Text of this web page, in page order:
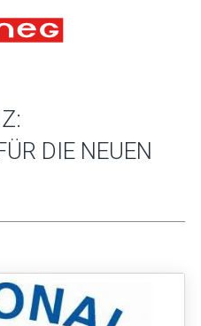
DIE NEUEN